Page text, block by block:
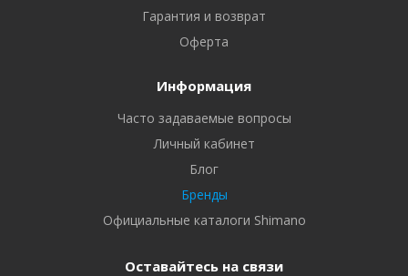
Гарантия и возврат
Оферта
Информация
Часто задаваемые вопросы
Личный кабинет
Блог
Бренды
Официальные каталоги Shimano
Оставайтесь на связи